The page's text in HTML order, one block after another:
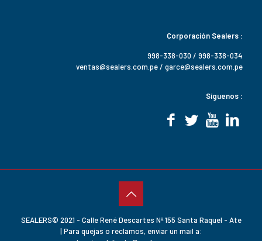
Corporación Sealers :
998-338-030 / 998-338-034
ventas@sealers.com.pe / garce@sealers.com.pe
Síguenos :
SEALERS© 2021 - Calle René Descartes Nº 155 Santa Raquel - Ate
| Para quejas o reclamos, enviar un mail a: